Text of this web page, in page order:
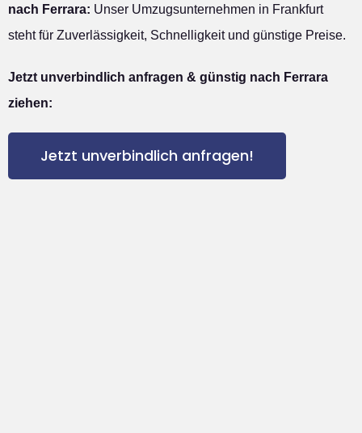
nach Ferrara: Unser Umzugsunternehmen in Frankfurt
steht für Zuverlässigkeit, Schnelligkeit und günstige Preise.
Jetzt unverbindlich anfragen & günstig nach Ferrara
ziehen:
Jetzt unverbindlich anfragen!